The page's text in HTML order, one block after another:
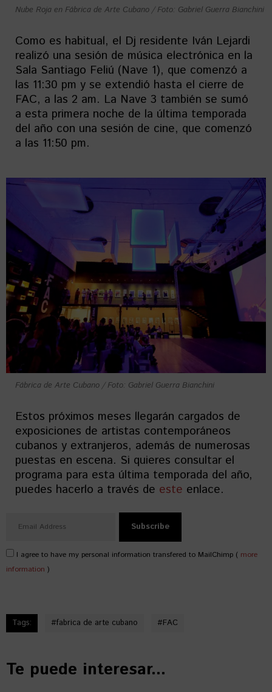
Nube Roja en Fábrica de Arte Cubano / Foto: Gabriel Guerra Bianchini
Como es habitual, el Dj residente Iván Lejardi
realizó una sesión de música electrónica en la
Sala Santiago Feliú (Nave 1), que comenzó a
las 11:30 pm y se extendió hasta el cierre de
FAC, a las 2 am. La Nave 3 también se sumó
a esta primera noche de la última temporada
del año con una sesión de cine, que comenzó
a las 11:50 pm.
Fábrica de Arte Cubano / Foto: Gabriel Guerra Bianchini
Estos próximos meses llegarán cargados de
exposiciones de artistas contemporáneos
cubanos y extranjeros, además de numerosas
puestas en escena. Si quieres consultar el
programa para esta última temporada del año,
puedes hacerlo a través de este enlace.
I agree to have my personal information transfered to MailChimp ( more
information )
Tags: #fabrica de arte cubano #FAC
Te puede interesar...